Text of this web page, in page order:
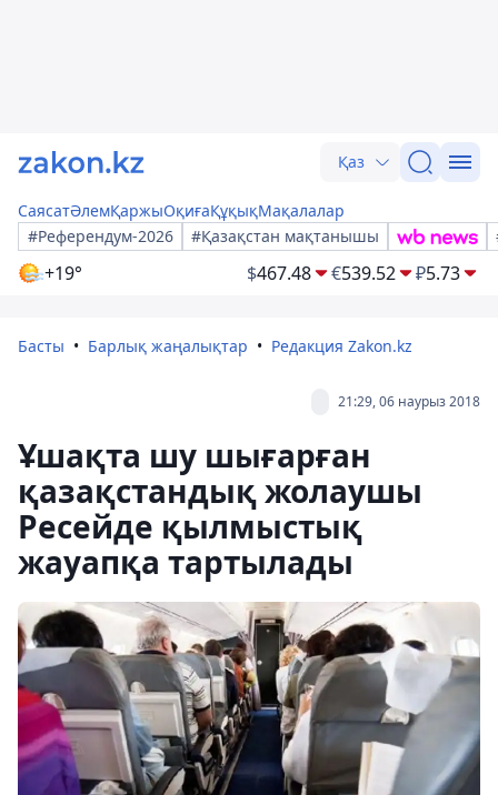
Қаз
СаясатӘлемҚаржыОқиғаҚұқықМақалалар
#Референдум-2026
#Қазақстан мақтанышы
+19° $467.48 €539.52 ₽5.73
Басты Барлық жаңалықтар Редакция Zakon.kz
21:29, 06 наурыз 2018
Ұшақта шу шығарған
қазақстандық жолаушы
Ресейде қылмыстық
жауапқа тартылады